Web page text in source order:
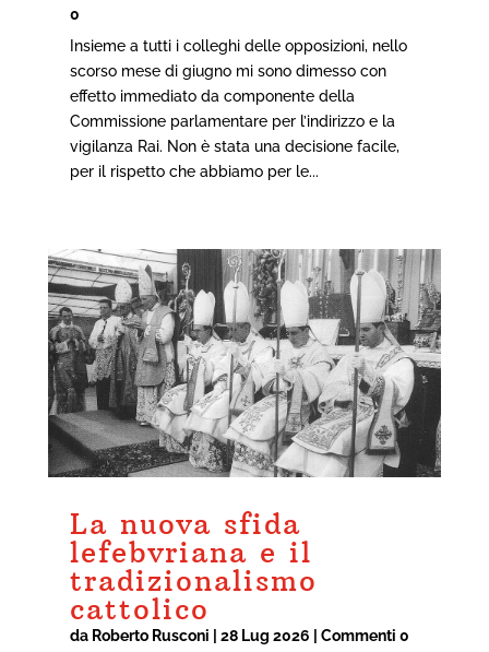
0
Insieme a tutti i colleghi delle opposizioni, nello
scorso mese di giugno mi sono dimesso con
effetto immediato da componente della
Commissione parlamentare per l’indirizzo e la
vigilanza Rai. Non è stata una decisione facile,
per il rispetto che abbiamo per le...
La nuova sfida
lefebvriana e il
tradizionalismo
cattolico
da Roberto Rusconi 28 Lug 2026 | Commenti 0